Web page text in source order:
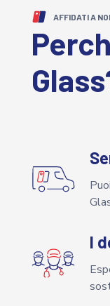
AFFIDATI A NOI
I